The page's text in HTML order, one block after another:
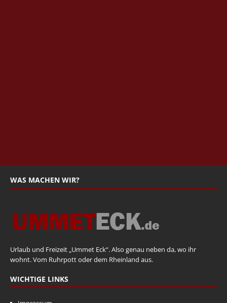
WAS MACHEN WIR?
Urlaub und Freizeit „Ummet Eck“. Also genau neben da, wo ihr
wohnt. Vom Ruhrpott oder dem Rheinland aus.
WICHTIGE LINKS